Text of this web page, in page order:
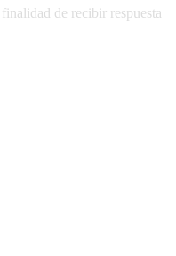
de recibir respuesta